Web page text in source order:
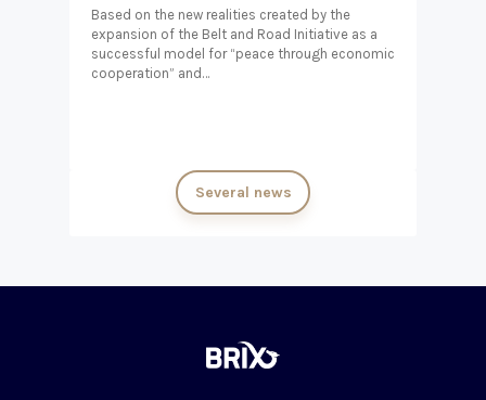
Based on the new realities created by the
expansion of the Belt and Road Initiative as a
successful model for “peace through economic
cooperation” and…
Several news